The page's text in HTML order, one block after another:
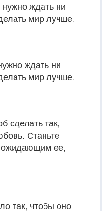
ждать ни
мир лучше.
ждать ни
мир лучше.
сделать так,
Станьте
ожидающим ее,
так, чтобы оно